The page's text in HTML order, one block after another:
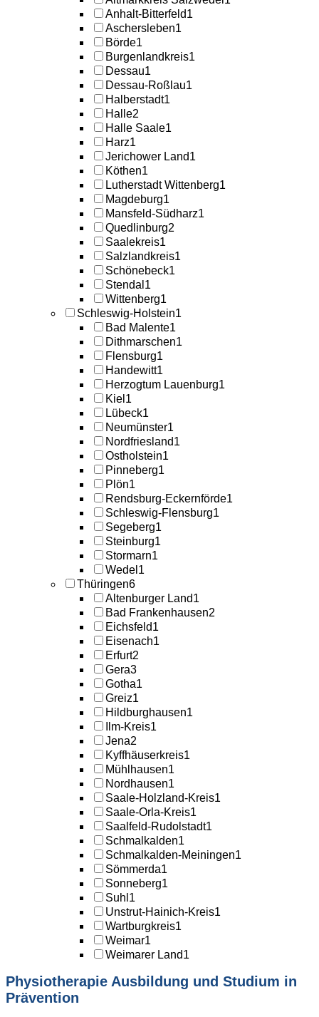
Anhalt-Bitterfeld1
Aschersleben1
Börde1
Burgenlandkreis1
Dessau1
Dessau-Roßlau1
Halberstadt1
Halle2
Halle Saale1
Harz1
Jerichower Land1
Köthen1
Lutherstadt Wittenberg1
Magdeburg1
Mansfeld-Südharz1
Quedlinburg2
Saalekreis1
Salzlandkreis1
Schönebeck1
Stendal 1
Wittenberg1
Schleswig-Holstein1
Bad Malente1
Dithmarschen1
Flensburg1
Handewitt1
Herzogtum Lauenburg1
Kiel 1
Lübeck1
Neumünster1
Nordfriesland1
Ostholstein1
Pinneberg1
Plön1
Rendsburg-Eckernförde1
Schleswig-Flensburg1
Segeberg1
Steinburg1
Stormarn1
Wedel 1
Thüringen6
Altenburger Land1
Bad Frankenhausen2
Eichsfeld1
Eisenach1
Erfurt2
Gera3
Gotha1
Greiz1
Hildburghausen1
Ilm-Kreis1
Jena2
Kyffhäuserkreis1
Mühlhausen1
Nordhausen1
Saale-Holzland-Kreis1
Saale-Orla-Kreis1
Saalfeld-Rudolstadt1
Schmalkalden1
Schmalkalden-Meiningen1
Sömmerda1
Sonneberg1
Suhl 1
Unstrut-Hainich-Kreis1
Wartburgkreis1
Weimar1
Weimarer Land1
Physiotherapie Ausbildung und Studium in
Prävention